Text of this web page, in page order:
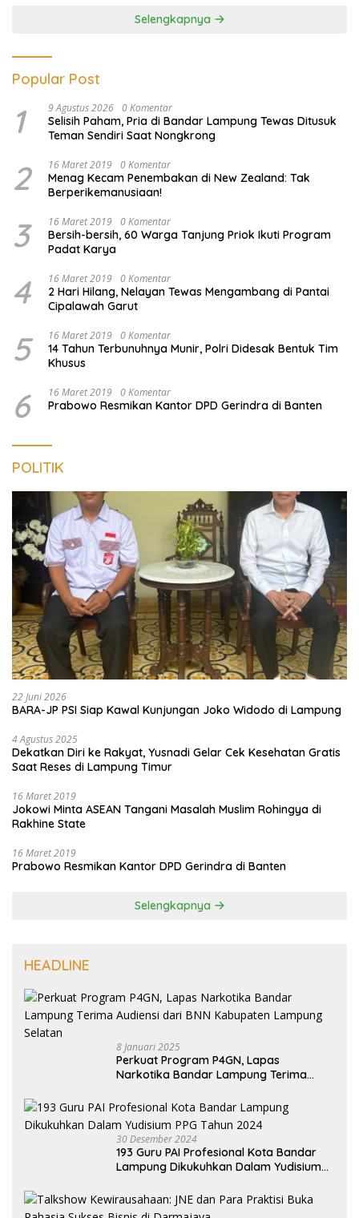
Selengkapnya
Popular Post
1 9 Agustus 2026 0 Komentar
Selisih Paham, Pria di Bandar Lampung Tewas Ditusuk
Teman Sendiri Saat Nongkrong
2 16 Maret 2019 0 Komentar
Menag Kecam Penembakan di New Zealand: Tak
Berperikemanusiaan!
3 16 Maret 2019 0 Komentar
Bersih-bersih, 60 Warga Tanjung Priok Ikuti Program
Padat Karya
4 16 Maret 2019 0 Komentar
2 Hari Hilang, Nelayan Tewas Mengambang di Pantai
Cipalawah Garut
5 16 Maret 2019 0 Komentar
14 Tahun Terbunuhnya Munir, Polri Didesak Bentuk Tim
Khusus
6 16 Maret 2019 0 Komentar
Prabowo Resmikan Kantor DPD Gerindra di Banten
POLITIK
22 Juni 2026
BARA-JP PSI Siap Kawal Kunjungan Joko Widodo di Lampung
4 Agustus 2025
Dekatkan Diri ke Rakyat, Yusnadi Gelar Cek Kesehatan Gratis
Saat Reses di Lampung Timur
16 Maret 2019
Jokowi Minta ASEAN Tangani Masalah Muslim Rohingya di
Rakhine State
16 Maret 2019
Prabowo Resmikan Kantor DPD Gerindra di Banten
Selengkapnya
HEADLINE
8 Januari 2025
Perkuat Program P4GN, Lapas
Narkotika Bandar Lampung Terima
Selatan
30 Desember 2024
193 Guru PAI Profesional Kota Bandar
Lampung Dikukuhkan Dalam Yudisium